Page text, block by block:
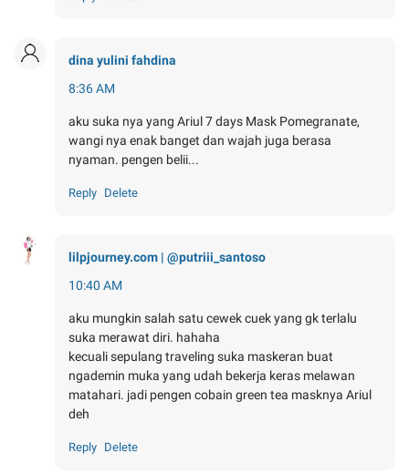
dina yulini fahdina
8:36 AM
aku suka nya yang Ariul 7 days Mask Pomegranate,
wangi nya enak banget dan wajah juga berasa
nyaman. pengen belii...
Reply Delete
lilpjourney.com | @putriii_santoso
10:40 AM
aku mungkin salah satu cewek cuek yang gk terlalu
suka merawat diri. hahaha
kecuali sepulang traveling suka maskeran buat
ngademin muka yang udah bekerja keras melawan
matahari. jadi pengen cobain green tea masknya Ariul
deh
Reply Delete